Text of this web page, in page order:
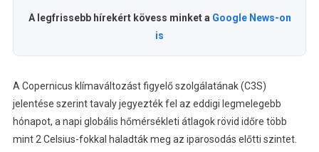
A legfrissebb hírekért kövess minket a Google News-on
is
A Copernicus klímaváltozást figyelő szolgálatának (C3S)
jelentése szerint tavaly jegyezték fel az eddigi legmelegebb
hónapot, a napi globális hőmérsékleti átlagok rövid időre több
mint 2 Celsius-fokkal haladták meg az iparosodás előtti szintet.